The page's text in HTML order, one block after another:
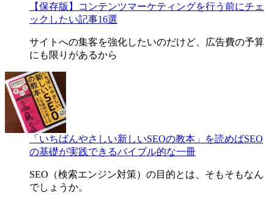
【保存版】コンテンツマーケティングを行う前にチェ
ックしたい記事16選
サイトへの集客を強化したいのだけど、広告費の予算
にも限りがあるから
「いちばんやさしい新しいSEOの教本」を読めばSEO
の基礎が実践できるバイブル的な一冊
SEO（検索エンジン対策）の目的とは、そもそもなん
でしょうか。